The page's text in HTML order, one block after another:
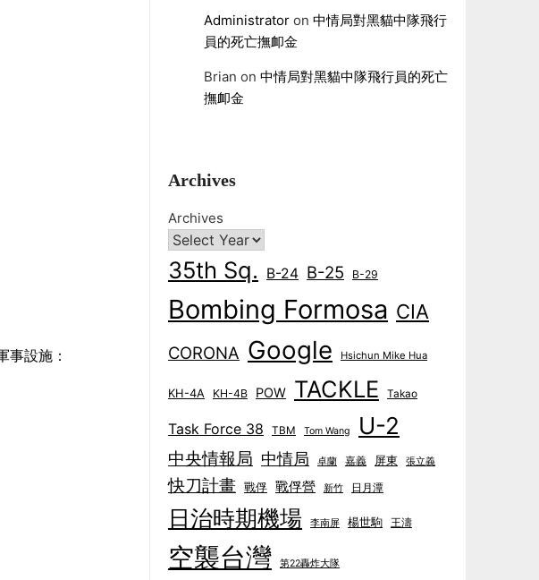
事設施：
Administratoron 中情局對黑貓中隊飛行
員的死亡撫卹金
Brian on 中情局對黑貓中隊飛行員的死亡
撫卹金
Archives
Archives
35th Sq. B-24 B-25 B-29
Bombing Formosa CIA
CORONA Google Hsichun Mike Hua
KH-4A KH-4B POW TACKLE Takao
Task Force 38 TBM Tom Wang U-2
中央情報局 中情局 卓蘭 嘉義 屏東 張立義
快刀計畫 戰俘 戰俘營 新竹 日月潭
日治時期機場 李南屏 楊世駒 王濤
空襲台灣 第22轟炸大隊